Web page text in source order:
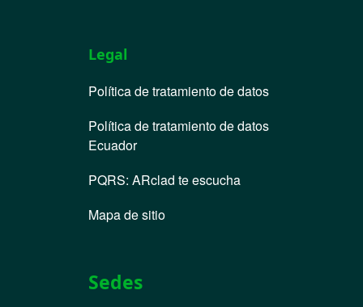
Legal
Política de tratamiento de datos
Política de tratamiento de datos
Ecuador
PQRS: ARclad te escucha
Mapa de sitio
Sedes